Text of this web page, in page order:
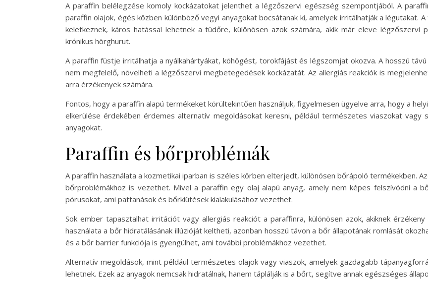
A paraffin belélegzése komoly kockázatokat jelenthet a légzőszervi egészség szempontjából. A
paraffin olajok, égés közben különböző vegyi anyagokat bocsátanak ki, amelyek irritálhatják a légutakat.
keletkeznek, káros hatással lehetnek a tüdőre, különösen azok számára, akik már eleve légzőszervi
krónikus hörghurut.
A paraffin füstje irritálhatja a nyálkahártyákat, köhögést, torokfájást és légszomjat okozva. A hosszú
nem megfelelő, növelheti a légzőszervi megbetegedések kockázatát. Az allergiás reakciók is
arra érzékenyek számára.
Fontos, hogy a paraffin alapú termékeket körültekintően használjuk, figyelmesen ügyelve arra, hogy a
elkerülése érdekében érdemes alternatív megoldásokat keresni, például természetes viaszokat vagy
anyagokat.
Paraffin és bőrproblémák
A paraffin használata a kozmetikai iparban is széles körben elterjedt, különösen bőrápoló termékekben.
bőrproblémákhoz is vezethet. Mivel a paraffin egy olaj alapú anyag, amely nem képes felszívódni a
pórusokat, ami pattanások és bőrkiütések kialakulásához vezethet.
Sok ember tapasztalhat irritációt vagy allergiás reakciót a paraffinra, különösen azok, akiknek
használata a bőr hidratálásának illúzióját keltheti, azonban hosszú távon a bőr állapotának romlását
és a bőr barrier funkciója is gyengülhet, ami további problémákhoz vezethet.
Alternatív megoldások, mint például természetes olajok vagy viaszok, amelyek gazdagabb
lehetnek. Ezek az anyagok nemcsak hidratálnak, hanem táplálják is a bőrt, segítve annak egészséges